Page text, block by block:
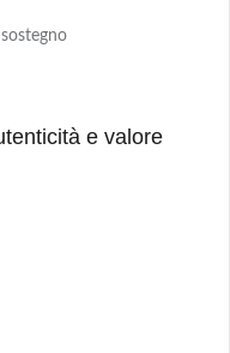
e valore